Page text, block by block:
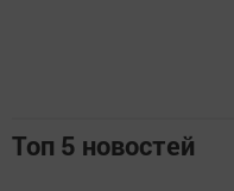
Топ 5 новостей